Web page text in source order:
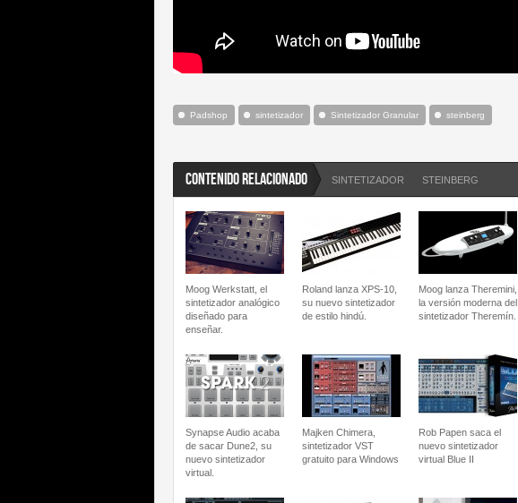
Padshop sintetizador Sintetizador Granular steinberg
CONTENIDO RELACIONADO SINTETIZADOR STEINBERG
Moog Werkstatt, el
sintetizador analógico
diseñado para
enseñar.
Roland lanza XPS-10,
su nuevo sintetizador
de estilo hindú.
Moog lanza Theremini,
la versión moderna del
sintetizador Theremín.
Synapse Audio acaba
de sacar Dune2, su
nuevo sintetizador
virtual.
Majken Chimera,
sintetizador VST
gratuito para Windows
Rob Papen saca el
nuevo sintetizador
virtual Blue II